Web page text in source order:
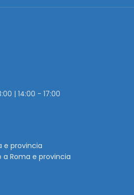
| 14:00 - 17:00
e provincia
Roma e provincia